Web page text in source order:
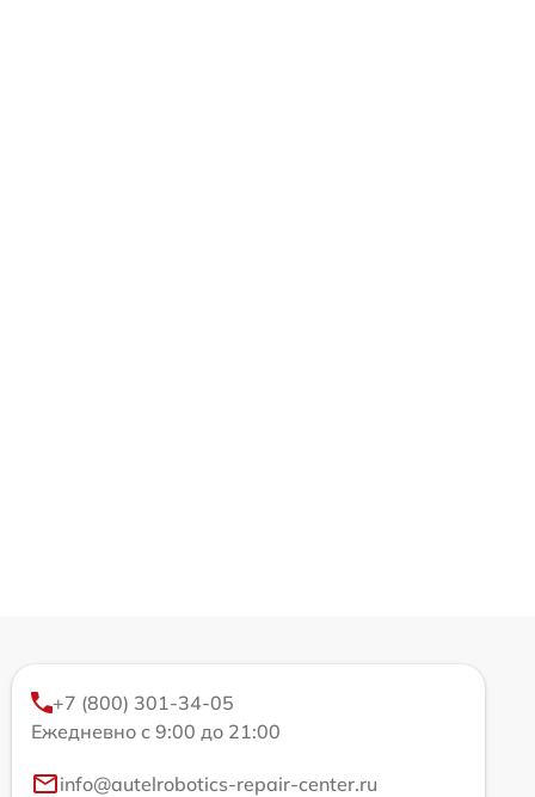
+7 (800) 301-34-05
Ежедневно с 9:00 до 21:00
info@autelrobotics-repair-center.ru